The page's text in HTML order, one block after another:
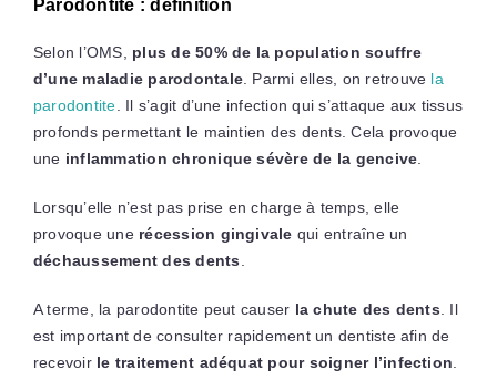
Parodontite : définition
Selon l’OMS, plus de 50% de la population souffre
d’une maladie parodontale . Parmi elles, on retrouve la
parodontite . Il s’agit d’une infection qui s’attaque aux tissus
profonds permettant le maintien des dents. Cela provoque
une inflammation chronique sévère de la gencive
Lorsqu’elle n’est pas prise en charge à temps, elle
provoque une récession gingivale qui entraîne un
déchaussement des dents
A terme, la parodontite peut causer la chute des dents . Il
est important de consulter rapidement un dentiste afin de
recevoir le traitement adéquat pour soigner l’infection